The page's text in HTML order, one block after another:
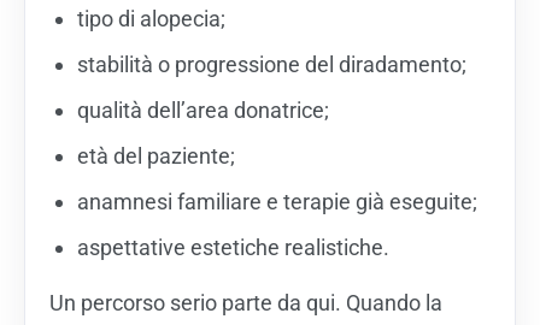
tipo di alopecia;
stabilità o progressione del diradamento;
qualità dell’area donatrice;
età del paziente;
anamnesi familiare e terapie già eseguite;
aspettative estetiche realistiche.
Un percorso serio parte da qui. Quando la